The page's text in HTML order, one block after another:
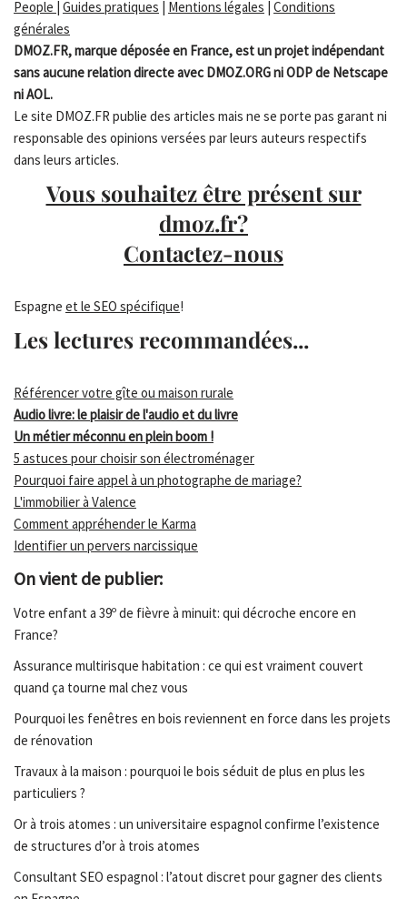
People | Guides pratiques | Mentions légales | Conditions
générales
DMOZ.FR, marque déposée en France, est un projet indépendant
sans aucune relation directe avec DMOZ.ORG ni ODP de Netscape
ni AOL.
Le site DMOZ.FR publie des articles mais ne se porte pas garant ni
responsable des opinions versées par leurs auteurs respectifs
dans leurs articles.
Vous souhaitez être présent sur
dmoz.fr?
Contactez-nous
Espagne et le SEO spécifique!
Les lectures recommandées...
Référencer votre gîte ou maison rurale
Audio livre: le plaisir de l'audio et du livre
Un métier méconnu en plein boom !
5 astuces pour choisir son électroménager
Pourquoi faire appel à un photographe de mariage?
L'immobilier à Valence
Comment appréhender le Karma
Identifier un pervers narcissique
On vient de publier:
Votre enfant a 39º de fièvre à minuit: qui décroche encore en
France?
Assurance multirisque habitation : ce qui est vraiment couvert
quand ça tourne mal chez vous
Pourquoi les fenêtres en bois reviennent en force dans les projets
de rénovation
Travaux à la maison : pourquoi le bois séduit de plus en plus les
particuliers ?
Or à trois atomes : un universitaire espagnol confirme l’existence
de structures d’or à trois atomes
Consultant SEO espagnol : l’atout discret pour gagner des clients